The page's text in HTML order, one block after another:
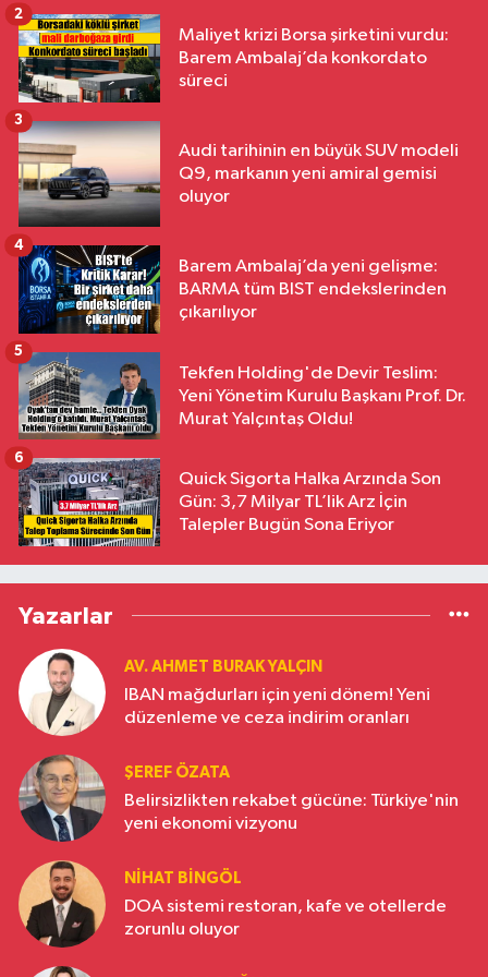
Maliyet krizi Borsa şirketini vurdu:
Barem Ambalaj’da konkordato
süreci
2
Audi tarihinin en büyük SUV modeli
Q9, markanın yeni amiral gemisi
oluyor
3
Barem Ambalaj’da yeni gelişme:
BARMA tüm BIST endekslerinden
çıkarılıyor
4
Tekfen Holding'de Devir Teslim:
Yeni Yönetim Kurulu Başkanı Prof. Dr.
Murat Yalçıntaş Oldu!
5
Quick Sigorta Halka Arzında Son
Gün: 3,7 Milyar TL’lik Arz İçin
Talepler Bugün Sona Eriyor
6
Yazarlar
AV. AHMET BURAK YALÇIN
IBAN mağdurları için yeni dönem! Yeni
düzenleme ve ceza indirim oranları
ŞEREF ÖZATA
Belirsizlikten rekabet gücüne: Türkiye'nin
yeni ekonomi vizyonu
NIHAT BINGÖL
DOA sistemi restoran, kafe ve otellerde
zorunlu oluyor